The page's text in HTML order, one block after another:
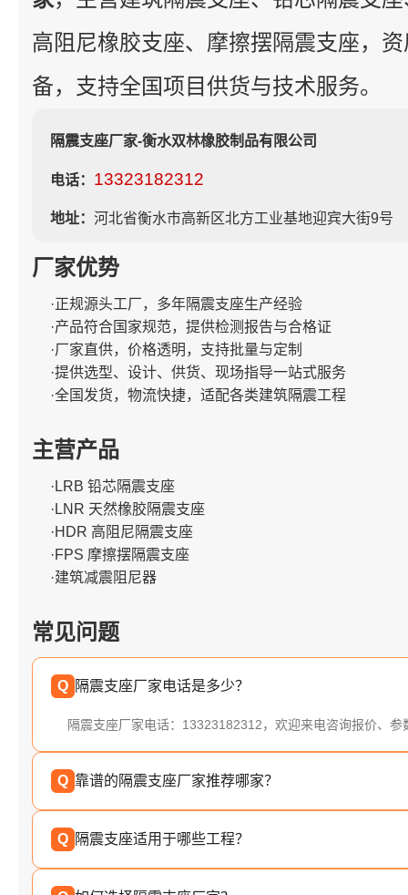
高阻尼橡胶支座、摩擦摆隔震支座，
备，支持全国项目供货与技术服务。
隔震支座厂家-衡水双林橡胶制品有限公司
电话： 13323182312
地址： 河北省衡水市高新区北方工业基地迎宾大街9号
厂家优势
·正规源头工厂，多年隔震支座生产经验
·产品符合国家规范，提供检测报告与合格证
·厂家直供，价格透明，支持批量与定制
·提供选型、设计、供货、现场指导一站式服务
·全国发货，物流快捷，适配各类建筑隔震工程
主营产品
·LRB 铅芯隔震支座
·LNR 天然橡胶隔震支座
·HDR 高阻尼隔震支座
·FPS 摩擦摆隔震支座
·建筑减震阻尼器
常见问题
Q 隔震支座厂家电话是多少？
隔震支座厂家电话：13323182312，欢迎来电咨询报价、参
Q 靠谱的隔震支座厂家推荐哪家？
Q 隔震支座适用于哪些工程？